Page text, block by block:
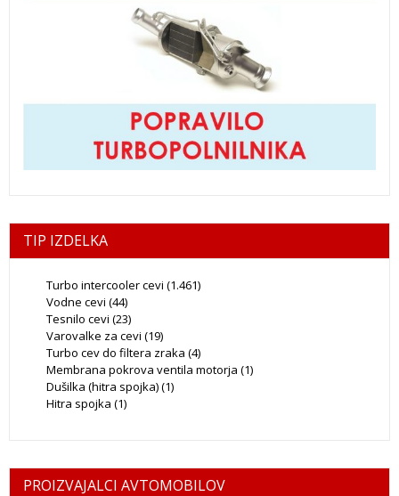
TIP IZDELKA
Turbo intercooler cevi (1.461)
Vodne cevi (44)
Tesnilo cevi (23)
Varovalke za cevi (19)
Turbo cev do filtera zraka (4)
Membrana pokrova ventila motorja (1)
Dušilka (hitra spojka)(1)
Hitra spojka (1)
PROIZVAJALCI AVTOMOBILOV